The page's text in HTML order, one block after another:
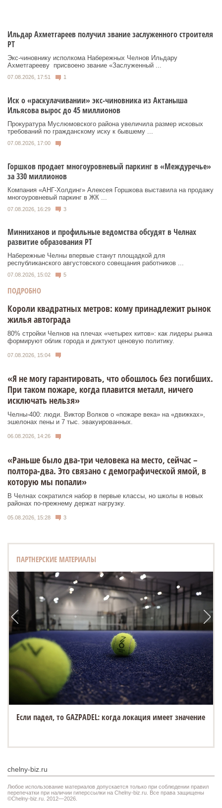
Ильдар Ахметгареев получил звание заслуженного строителя
РТ
Экс‑чиновнику исполкома Набережных Челнов Ильдару
Ахметгарееву присвоено звание «Заслуженный ...
07.08.2026, 17:51 1
Иск о «раскулачивании» экс-чиновника из Актаныша
Ильясова вырос до 45 миллионов
Прокуратура Муслюмовского района увеличила размер исковых
требований по гражданскому иску к бывшему ...
07.08.2026, 17:00
Горшков продает многоуровневый паркинг в «Междуречье»
за 330 миллионов
Компания «АНГ-Холдинг» Алексея Горшкова выставила на продажу
многоуровневый паркинг в ЖК ...
07.08.2026, 16:29 3
Минниханов и профильные ведомства обсудят в Челнах
развитие образования РТ
Набережные Челны впервые станут площадкой для
республиканского августовского совещания работников ...
07.08.2026, 15:02 5
ПОДРОБНО
Короли квадратных метров: кому принадлежит рынок
жилья автограда
80% стройки Челнов на плечах «четырех китов»: как лидеры рынка
формируют облик города и диктуют ценовую политику.
07.08.2026, 15:04
«Я не могу гарантировать, что обошлось без погибших.
При таком пожаре, когда плавится металл, ничего
исключать нельзя»
Челны-400: люди. Виктор Волков о «пожаре века» на «движках»,
эшелонах пены и 7 тыс. эвакуированных.
06.08.2026, 14:26
«Раньше было два-три человека на место, сейчас –
полтора-два. Это связано с демографической ямой, в
которую мы попали»
В Челнах сократился набор в первые классы, но школы в новых
районах по-прежнему держат нагрузку.
05.08.2026, 15:28 3
ПАРТНЕРСКИЕ МАТЕРИАЛЫ
Если падел, то GAZPADEL: когда локация имеет значение
chelny-biz.ru
Любое использование материалов допускается только при соблюдении правил
перепечатки при наличии гиперссылки на Chelny-biz.ru. Все права защищены
©Chelny-biz.ru. 2012—2026.